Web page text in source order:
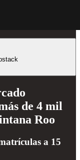
de 4 mil
Roo
a 15